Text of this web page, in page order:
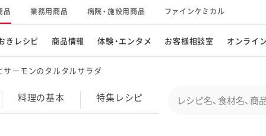
きレシピ
キ
商品情報 体験・エンタメ お客様相談室 オンライ
品 業務用商品 病院・施設用商品 ファインケミカル
サーモンのタルタルサラダ
料理の基本 特集 レシピ